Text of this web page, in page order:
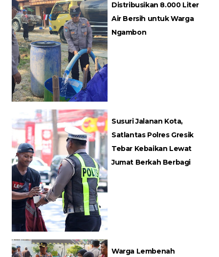
Distribusikan 8.000 Liter
Air Bersih untuk Warga
Ngambon
Susuri Jalanan Kota,
Satlantas Polres Gresik
Tebar Kebaikan Lewat
Jumat Berkah Berbagi
Warga Lembenah